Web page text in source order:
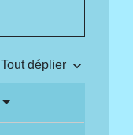
Tout déplier keyboard_arrow_down